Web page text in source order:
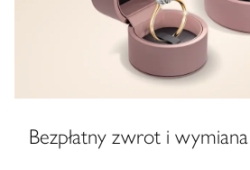
Bezpłatny zwrot i wymiana